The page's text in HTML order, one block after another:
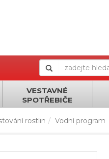
VESTAVNÉ
SPOTŘEBIČE
rostlin Vodní program